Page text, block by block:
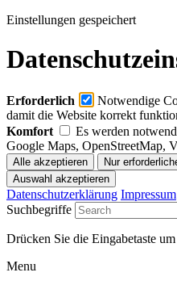
Einstellungen gespeichert
Erforderlich
Notwendige
damit die Website korrekt
Komfort
Es werden
Google Maps, OpenStreetMap,
Datenschutzerklärung Impressum
Suchbegriffe
Drücken Sie die Eingabetaste
Menu